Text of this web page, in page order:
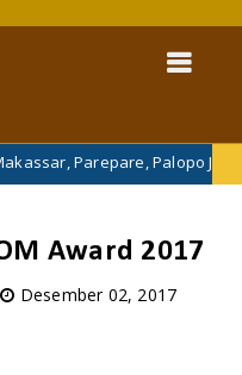
Parepare, Palopo Jadi Model
Award 2017
Desember 02, 2017